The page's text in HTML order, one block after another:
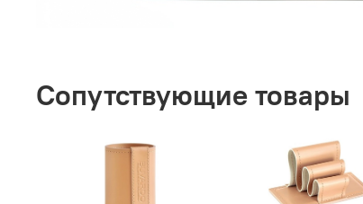
Сопутствующие товары